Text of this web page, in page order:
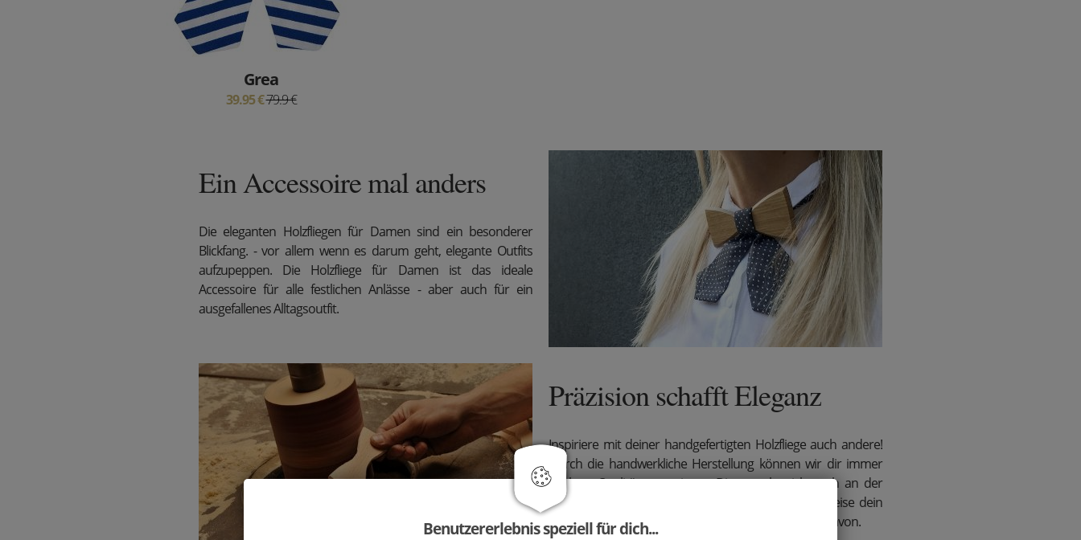
Grea
39.95 €79.9 €
Ein Accessoire mal anders
Die eleganten Holzfliegen für Damen sind ein besonderer
Blickfang. - vor allem wenn es darum geht, elegante Outfits
aufzupeppen. Die Holzfliege für Damen ist das ideale
Accessoire für alle festlichen Anlässe - aber auch für ein
ausgefallenes Alltagsoutfit.
Präzision schafft Eleganz
Inspiriere mit deiner handgefertigten Holzfliege auch andere!
Durch die handwerkliche Herstellung können wir dir immer
höchste Qualität garantieren. Dies macht sich auch an der
besoneren Patina des Accessoires bemerkbar. Beweise dein
Stilbewusstsein und begeistere deine Mitmenschen davon.
Benutzererlebnis speziell für dich...